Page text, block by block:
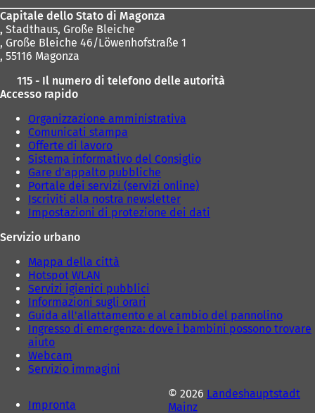
Capitale dello Stato di Magonza
, Stadthaus, Große Bleiche
, Große Bleiche 46/Löwenhofstraße 1
, 55116 Magonza
115 - Il numero di telefono delle autorità
Accesso rapido
Organizzazione amministrativa
Comunicati stampa
Offerte di lavoro
Sistema informativo del Consiglio
Gare d'appalto pubbliche
Portale dei servizi (servizi online)
Iscriviti alla nostra newsletter
Impostazioni di protezione dei dati
Servizio urbano
Mappa della città
Hotspot WLAN
Servizi igienici pubblici
Informazioni sugli orari
Guida all'allattamento e al cambio del pannolino
Ingresso di emergenza: dove i bambini possono trovare
aiuto
Webcam
Servizio immagini
Impronta
© 2026 Landeshauptstadt
Mainz